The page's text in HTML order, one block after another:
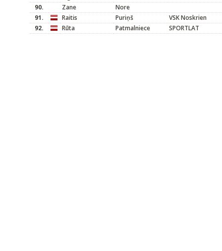
90.
Zane
Nore
91.
Raitis Puriņš
VSK Noskrien
92.
Rūta Patmalniece SPORTLAT